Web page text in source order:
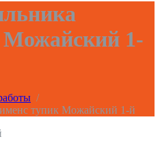
1-
/
тупик Можайский 1-й